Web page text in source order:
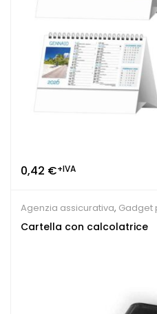
0,42 €+IVA
Agenzia assicurativa, Gadget
Sindacati
Cartella con calcolatrice